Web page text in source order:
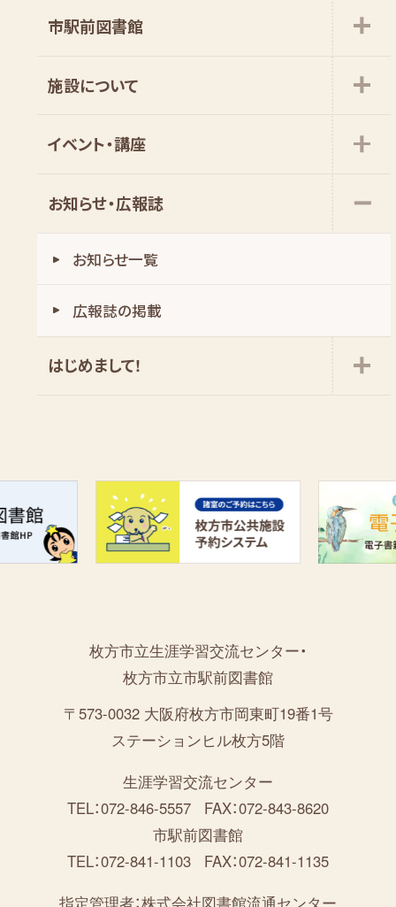
市駅前図書館
施設について
イベント・講座
お知らせ・広報誌
お知らせ一覧
広報誌の掲載
はじめまして!
枚方市立生涯学習交流センター・
枚方市立市駅前図書館
〒573-0032 大阪府枚方市岡東町19番1号
ステーションヒル枚方5階
生涯学習交流センター
TEL：072-846-5557
FAX：072-843-8620
市駅前図書館
TEL：072-841-1103
FAX：072-841-1135
指定管理者：株式会社図書館流通センター